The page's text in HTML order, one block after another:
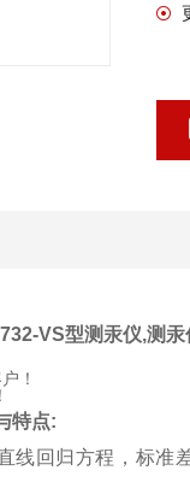
VS型测汞仪,测
！
特点:
线回归方程，标准